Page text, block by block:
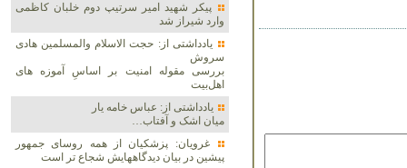
پیکر شهید امیر سرتیپ دوم خلبان کاظمی
وارد شیراز شد
یادداشتی از: حجت الاسلام والمسلمین هادی
سروش
بررسی مقوله امنیت بر اساسِ آموزه های
اهل‌بیت
یادداشتی از: عباس خامه یار
میان اشک و آفتاب…
غرویان: پزشکیان از همه روسای جمهور
پیشین در بیان دیدگاههایش شجاع تر است